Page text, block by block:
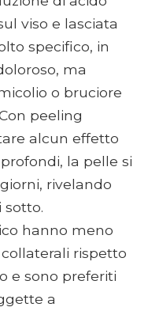
viso e lasciata
specifico, in
ma
o bruciore
peeling
alcun effetto
la pelle si
rivelando
sotto.
hanno meno
rispetto
e sono preferiti
a